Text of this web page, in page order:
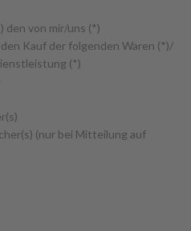
den von mir/uns (*)
Kauf der folgenden Waren (*)/
(*)
(nur bei Mitteilung auf